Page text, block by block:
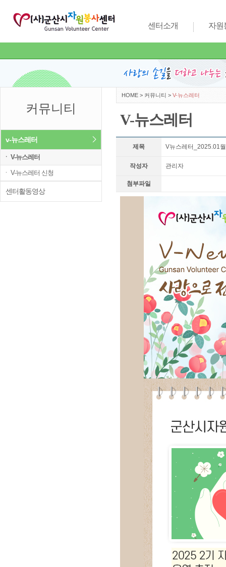
센터소개 자원
커뮤니티
v-뉴스레터
ㆍ V-뉴스레터
ㆍ V-뉴스레터 신청
센터활동영상
HOME > 커뮤니티 > V-뉴스레터
V-뉴스레터
제목 V뉴스레터_2025.01
작성자 관리자
첨부파일